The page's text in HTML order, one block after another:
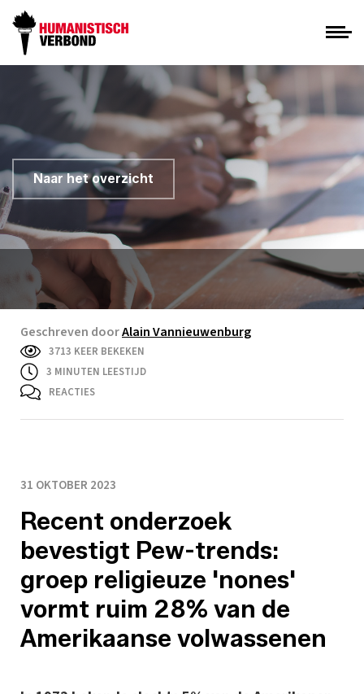
Naar het overzicht
Geschreven doorAlain Vannieuwenburg
3713 KEER BEKEKEN
3 MINUTEN LEESTIJD
REACTIES
31 OKTOBER 2023
Recent onderzoek
bevestigt Pew-trends:
groep religieuze 'nones'
vormt ruim 28% van de
Amerikaanse volwassenen